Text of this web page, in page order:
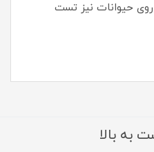
حیوانات نیز تست
به بالا